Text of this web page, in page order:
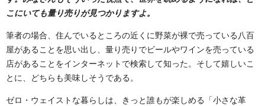
こにいても量り売りが見つかりますよ。
筆者の場合、住んでいるところの近くに野菜が裸で売っている八百
屋があることを思い出し、量り売りでビールやワインを売っている
店があることをインターネットで検索して知った。そして嬉しいこ
とに、どちらも美味しそうである。
ゼロ・ウェイストな暮らしは、きっと誰もが楽しめる「小さな革